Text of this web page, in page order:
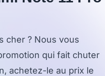
cher ? Nous vous
qui fait chuter
achetez-le au prix le